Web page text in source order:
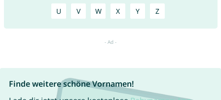
U V W X Y Z
Finde weitere schöne Vornamen!